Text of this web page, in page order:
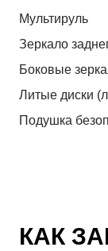
Мультируль
Зеркало
Боковые
Литые диски
Подушка
КАК